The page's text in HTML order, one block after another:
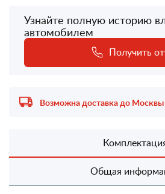
Узнайте полную историю
автомобилем
Получить
Возможна доставка до Москвы
Общая